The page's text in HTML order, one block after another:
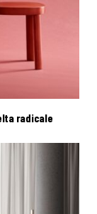
radicale